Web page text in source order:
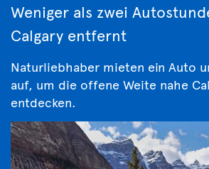
Weniger als zwei
Calgary entfernt
Naturliebhaber mieten ein Auto
auf, um die offene Weite nahe
entdecken.